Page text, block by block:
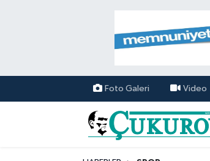
Foto Galeri Video
Mersin Nöbetçi Eczaneler
Mersin Hava Durumu
Mersin Namaz Vakitleri
Mersin Trafik Yoğunluk Haritası